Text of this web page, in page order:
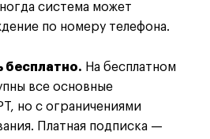
система может
по номеру телефона.
бесплатно. На бесплатном
все основные
но с ограничениями
Платная подписка —